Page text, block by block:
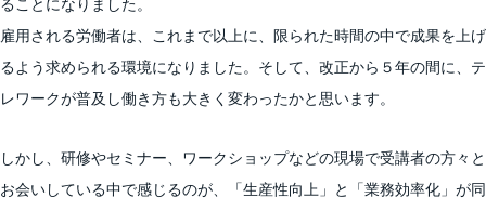
ることになりました。
雇用される労働者は、これまで以上に、限られた時間の中で成果を上げ
るよう求められる環境になりました。そして、改正から５年の間に、テ
レワークが普及し働き方も大きく変わったかと思います。
しかし、研修やセミナー、ワークショップなどの現場で受講者の方々と
お会いしている中で感じるのが、「生産性向上」と「業務効率化」が同